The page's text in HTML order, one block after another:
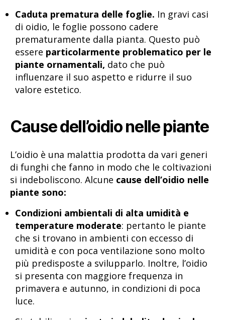
Caduta prematura delle foglie. In gravi casi
di oidio, le foglie possono cadere
prematuramente dalla pianta. Questo può
essere particolarmente problematico per le
piante ornamentali, dato che può
influenzare il suo aspetto e ridurre il suo
valore estetico.
Cause dell’oidio nelle piante
L’oidio è una malattia prodotta da vari generi
di funghi che fanno in modo che le coltivazioni
si indeboliscono. Alcune cause dell’oidio nelle
piante sono:
Condizioni ambientali di alta umidità e
temperature moderate: pertanto le piante
che si trovano in ambienti con eccesso di
umidità e con poca ventilazione sono molto
più predisposte a svilupparlo. Inoltre, l’oidio
si presenta con maggiore frequenza in
primavera e autunno, in condizioni di poca
luce.